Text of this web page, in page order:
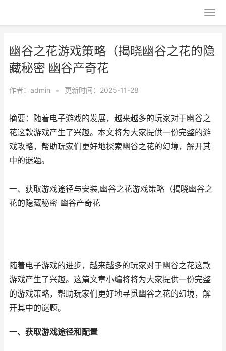
幽谷之花游戏策略（揭晓幽谷之花的隐
藏秘密 幽谷产奇花
作者： admin • 更新时间：2025-11-28
摘要：随着电子游戏的发展，越来越多的玩家对于幽谷之
花这款游戏产生了兴趣。本文将为大家提供一份完整的游
戏攻略，帮助玩家们更好地探索幽谷之花的幻境，解开其
中的谜题。
一、获取游戏途径与安装,幽谷之花游戏策略（揭晓幽谷之
花的隐藏秘密 幽谷产奇花
随着电子游戏的进步，越来越多的玩家对于幽谷之花这款
游戏产生了兴趣。这篇文章小编将将为大家提供一份完整
的游戏策略，帮助玩家们更好地寻觅幽谷之花的幻境，解
开其中的谜题。
一、获取游戏途径和配置